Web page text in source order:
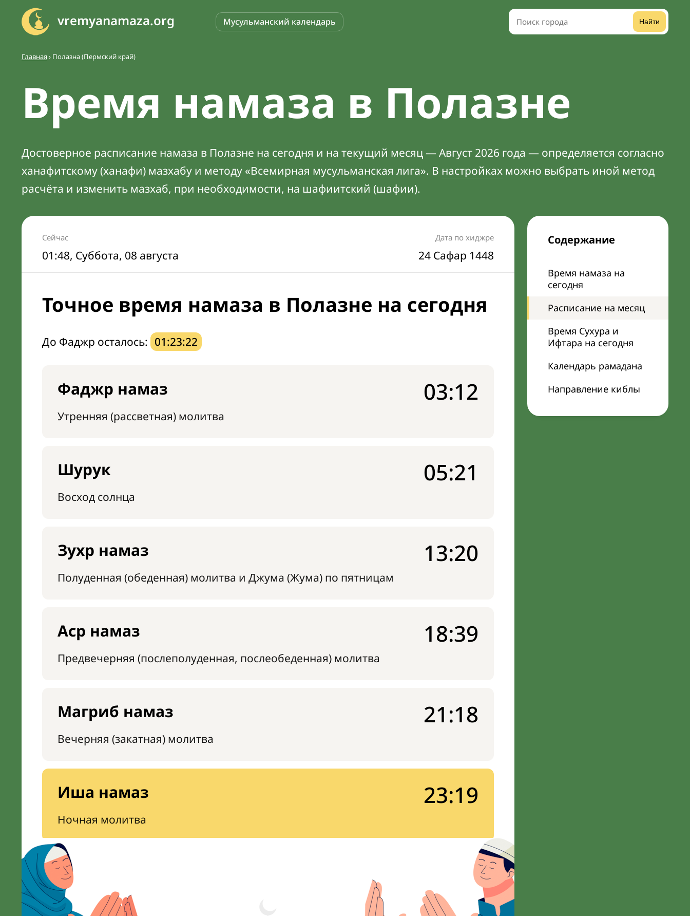
vremyanamaza.org Мусульманский календарь Найти
Главная› Полазна (Пермский край)
Время намаза в Полазне
Достоверное расписание намаза в Полазне на сегодня и на текущий месяц — Август 2026 года — определяется согласно
ханафитскому (ханафи) мазхабу и методу «Всемирная мусульманская лига». В настройках можно выбрать иной метод
расчёта и изменить мазхаб, при необходимости, на шафиитский (шафии).
Содержание
Время намаза на
сегодня
Расписание на месяц
Время Сухура и
Ифтара на сегодня
Календарь рамадана
Направление киблы
Сейчас
01:48, Суббота, 08 августа
Дата по хиджре
24 Сафар 1448
Точное время намаза в Полазне на сегодня
До Фаджр осталось: 01:23:21
Фаджр намаз
Утренняя (рассветная) молитва
03:12
Шурук
Восход солнца
05:21
Зухр намаз
Полуденная (обеденная) молитва и Джума (Жума) по пятницам
13:20
Аср намаз
Предвечерняя (послеполуденная, послеобеденная) молитва
18:39
Магриб намаз
Вечерняя (закатная) молитва
21:18
Иша намаз
Ночная молитва
23:19